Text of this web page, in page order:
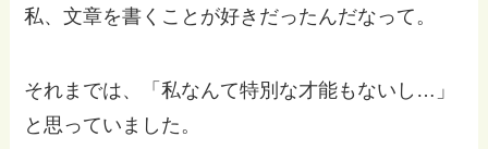
私、文章を書くことが好きだったんだなって。
それまでは、「私なんて特別な才能もないし…」
と思っていました。